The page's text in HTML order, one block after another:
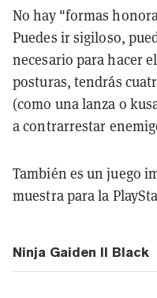
No hay "formas
Puedes ir sigiloso,
necesario para hacer
posturas, tendrás
(como una lanza o
a contrarrestar
También es un juego
muestra para la
Ninja Gaiden II Black